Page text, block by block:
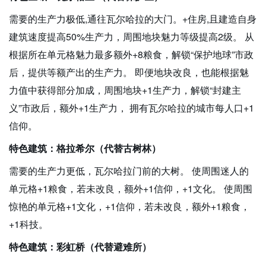
需要的生产力极低,通往瓦尔哈拉的大门。+住房,且建造自身
建筑速度提高50%生产力，周围地块魅力等级提高2级。 从
根据所在单元格魅力最多额外+8粮食，解锁“保护地球”市政
后，提供等额产出的生产力。 即便地块改良，也能根据魅
力值中获得部分加成，周围地块+1生产力，解锁“封建主
义”市政后，额外+1生产力， 拥有瓦尔哈拉的城市每人口+1
信仰。
特色建筑：格拉希尔（代替古树林）
需要的生产力更低，瓦尔哈拉门前的大树。 使周围迷人的
单元格+1粮食，若未改良，额外+1信仰，+1文化。 使周围
惊艳的单元格+1文化，+1信仰，若未改良，额外+1粮食，
+1科技。
特色建筑：彩虹桥（代替避难所）